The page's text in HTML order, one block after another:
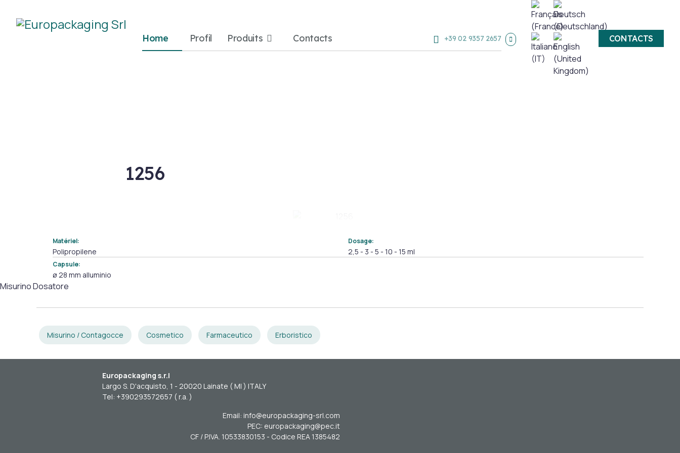
Home Profil Produits Contacts +39 02 9357 2657 CONTACTS
1256
Matériel:
Polipropilene
Dosage:
2,5 - 3 - 5 - 10 - 15 ml
Capsule:
ø 28 mm alluminio
Misurino Dosatore
Misurino / Contagocce Cosmetico Farmaceutico Erboristico
Europackaging s.r.l
Largo S. D'acquisto, 1 - 20020 Lainate ( MI ) ITALY
Tel: +390293572657 ( r.a. )
Email: info@europackaging-srl.com
PEC: europackaging@pec.it
CF / P.IVA. 10533830153 - Codice REA 1385482